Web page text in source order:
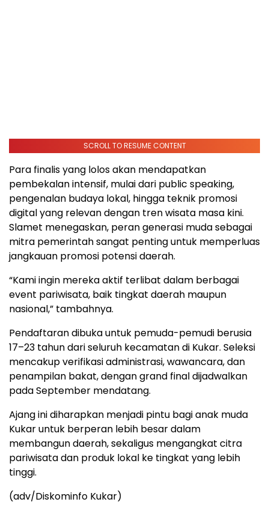
SCROLL TO RESUME CONTENT
Para finalis yang lolos akan mendapatkan
pembekalan intensif, mulai dari public speaking,
pengenalan budaya lokal, hingga teknik promosi
digital yang relevan dengan tren wisata masa kini.
Slamet menegaskan, peran generasi muda sebagai
mitra pemerintah sangat penting untuk memperluas
jangkauan promosi potensi daerah.
“Kami ingin mereka aktif terlibat dalam berbagai
event pariwisata, baik tingkat daerah maupun
nasional,” tambahnya.
Pendaftaran dibuka untuk pemuda-pemudi berusia
17–23 tahun dari seluruh kecamatan di Kukar. Seleksi
mencakup verifikasi administrasi, wawancara, dan
penampilan bakat, dengan grand final dijadwalkan
pada September mendatang.
Ajang ini diharapkan menjadi pintu bagi anak muda
Kukar untuk berperan lebih besar dalam
membangun daerah, sekaligus mengangkat citra
pariwisata dan produk lokal ke tingkat yang lebih
tinggi.
(adv/Diskominfo Kukar)